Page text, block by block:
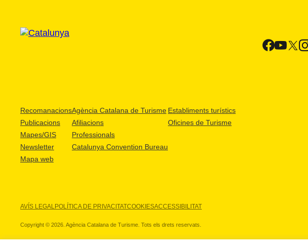
Recomanacions
Publicacions
Mapes/GIS
Newsletter
Mapa web
Agència Catalana de Turisme
Afiliacions
Professionals
Catalunya Convention Bureau
Establiments turístics
Oficines de Turisme
AVÍS LEGALPOLÍTICA DE PRIVACITATCOOKIESACCESSIBILITAT
Copyright © 2026. Agència Catalana de Turisme. Tots els drets reservats.